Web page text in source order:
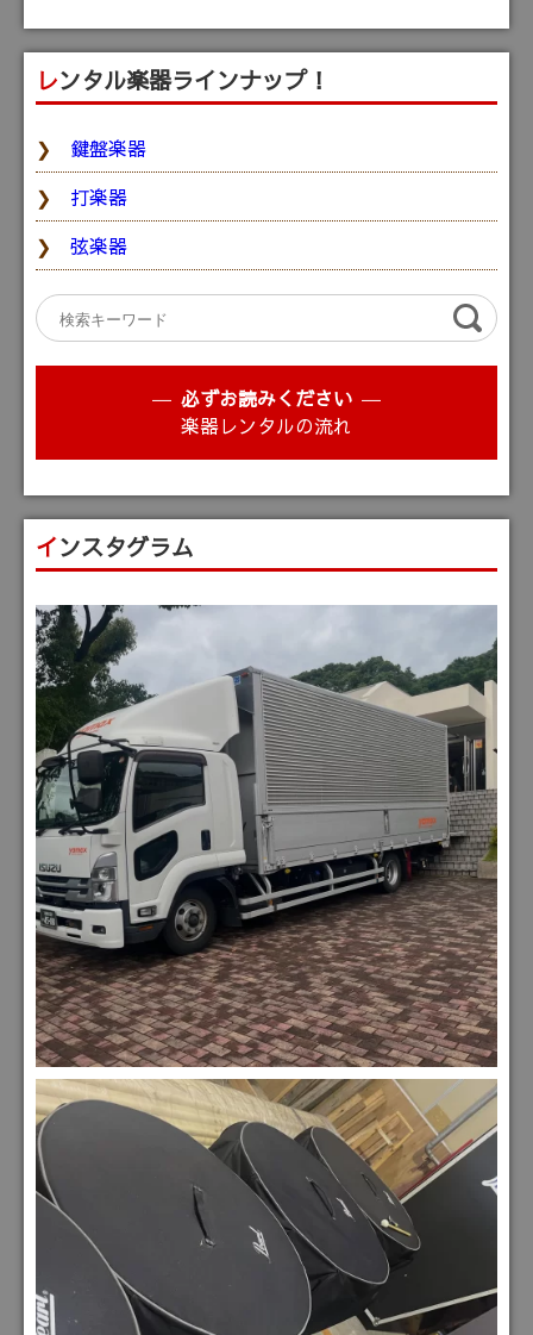
レンタル楽器ラインナップ！
鍵盤楽器
打楽器
弦楽器
必ずお読みください
楽器レンタルの流れ
インスタグラム